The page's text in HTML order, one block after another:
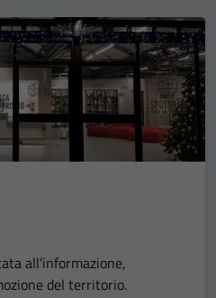
all’informazione,
del territorio.